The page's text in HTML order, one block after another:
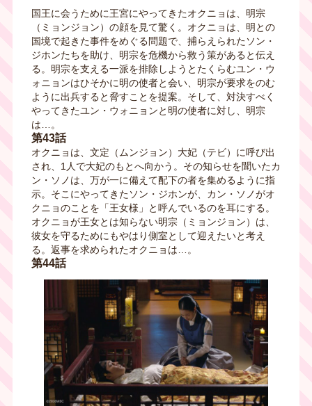
国王に会うために王宮にやってきたオクニョは、明宗
（ミョンジョン）の顔を見て驚く。オクニョは、明との
国境で起きた事件をめぐる問題で、捕らえられたソン・
ジホンたちを助け、明宗を危機から救う策があると伝え
る。明宗を支える一派を排除しようとたくらむユン・ウ
ォニョンはひそかに明の使者と会い、明宗が要求をのむ
ように出兵すると脅すことを提案。そして、対決すべく
やってきたユン・ウォニョンと明の使者に対し、明宗
は…。
第43話
オクニョは、文定（ムンジョン）大妃（テビ）に呼び出
され、1人で大妃のもとへ向かう。その知らせを聞いたカ
ン・ソノは、万が一に備えて配下の者を集めるように指
示。そこにやってきたソン・ジホンが、カン・ソノがオ
クニョのことを「王女様」と呼んでいるのを耳にする。
オクニョが王女とは知らない明宗（ミョンジョン）は、
彼女を守るためにもやはり側室として迎えたいと考え
る。返事を求められたオクニョは…。
第44話